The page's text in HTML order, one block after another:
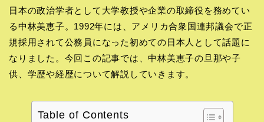
日本の政治学者として大学教授や企業の取締役を務めてい
る中林美恵子。1992年には、アメリカ合衆国連邦議会で正
規採用されて公務員になった初めての日本人として話題に
なりました。今回この記事では、中林美恵子の旦那や子
供、学歴や経歴について解説していきます。
Table of Contents